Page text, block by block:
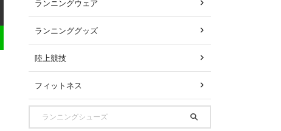
ランニングウェア
ランニンググッズ
陸上競技
フィットネス